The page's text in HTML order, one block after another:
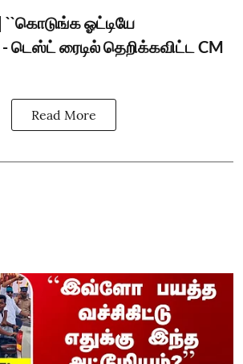
``கொடுங்க ஓட்டியே
- டெஸ்ட் ரைடில் தெறிக்கவிட்ட CM
Read More